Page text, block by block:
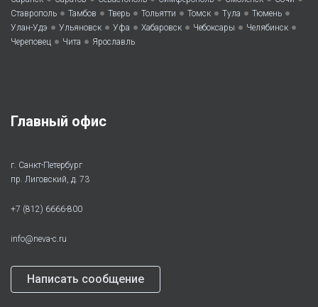
Ставрополь • Тамбов • Тверь • Тольятти • Томск • Тула • Тюмень •
Улан-Удэ • Ульяновск • Уфа • Хабаровск • Чебоксары • Челябинск •
Череповец • Чита • Ярославль
Главный офис
г. Санкт-Петербург
пр. Лиговский, д. 73
+7 (812) 6666-800
info@neva-c.ru
Написать сообщение